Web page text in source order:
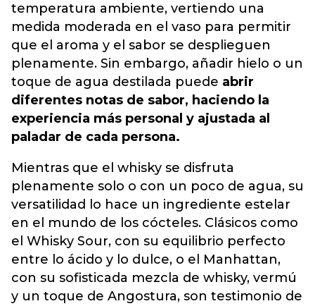
temperatura ambiente, vertiendo una
medida moderada en el vaso para permitir
que el aroma y el sabor se desplieguen
plenamente. Sin embargo, añadir hielo o un
toque de agua destilada puede abrir
diferentes notas de sabor, haciendo la
experiencia más personal y ajustada al
paladar de cada persona.
Mientras que el whisky se disfruta
plenamente solo o con un poco de agua, su
versatilidad lo hace un ingrediente estelar
en el mundo de los cócteles. Clásicos como
el Whisky Sour, con su equilibrio perfecto
entre lo ácido y lo dulce, o el Manhattan,
con su sofisticada mezcla de whisky, vermú
y un toque de Angostura, son testimonio de